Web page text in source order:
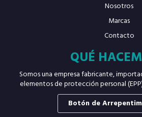
Nosotros
Marcas
Contacto
QUÉ
Somos una empresa fabricante,
elementos de protección personal
Botón de